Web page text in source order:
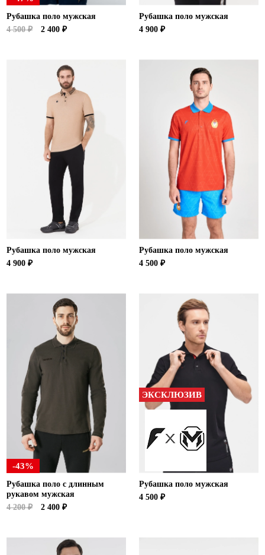
Рубашка поло мужская
4 500 ₽
2 400 ₽
Рубашка поло мужская
4 900 ₽
Рубашка поло мужская
4 900 ₽
Рубашка поло мужская
4 500 ₽
-43%
Рубашка поло с длинным
рукавом мужская
4 200 ₽
2 400 ₽
ЭКСКЛЮЗИВ
Рубашка поло мужская
4 500 ₽